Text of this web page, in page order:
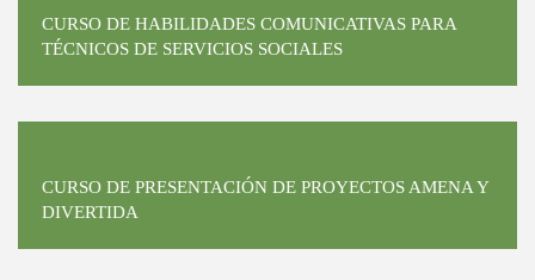
CURSO DE HABILIDADES COMUNICATIVAS PARA
TÉCNICOS DE SERVICIOS SOCIALES
CURSO DE PRESENTACIÓN DE PROYECTOS AMENA Y
DIVERTIDA